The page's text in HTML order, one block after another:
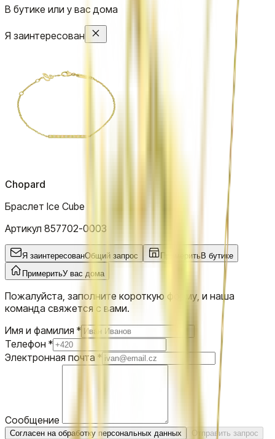
В бутике или у вас дома
Я заинтересован
Chopard
Браслет Ice Cube
Артикул 857702-0003
Я заинтересованОбщий запрос Примерить В бутике
ПримеритьУ вас дома
Пожалуйста, заполните короткую форму, и наша
команда свяжется с вами.
Имя и фамилия *
Телефон *
Электронная почта *
Сообщение
Согласен на обработку персональных данных Отправить запрос